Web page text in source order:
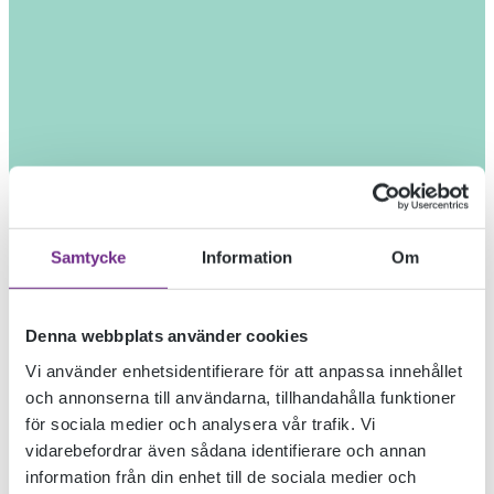
Samtycke Information Om
Denna webbplats använder cookies
Vi använder enhetsidentifierare för att anpassa innehållet
och annonserna till användarna, tillhandahålla funktioner
för sociala medier och analysera vår trafik. Vi
vidarebefordrar även sådana identifierare och annan
information från din enhet till de sociala medier och